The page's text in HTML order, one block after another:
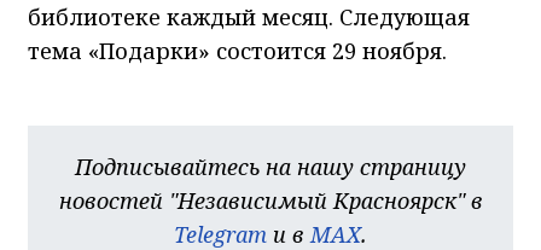
библиотеке каждый месяц. Следующая
тема «Подарки» состоится 29 ноября.
Подписывайтесь на нашу страницу
новостей "Независимый Красноярск" в
Telegram и в MAX.